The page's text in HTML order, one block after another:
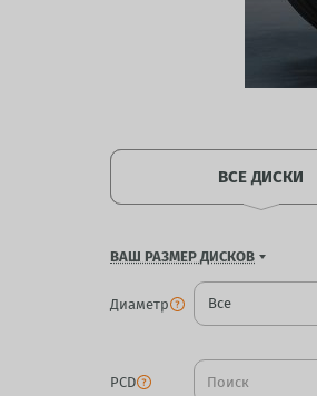
ВСЕ ДИСКИ
ВАШ РАЗМЕР ДИСКОВ
Диаметр
PCD